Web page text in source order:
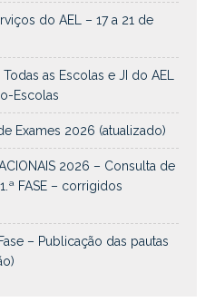
do AEL – 17 a 21 de
as Escolas e JI do AEL
Escolas
Exames 2026 (atualizado)
2026 – Consulta de
FASE – corrigidos
– Publicação das pautas